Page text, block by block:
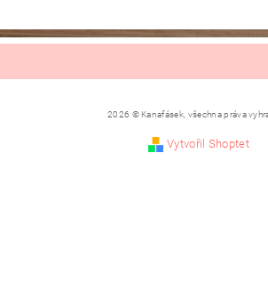
2026 © Kanafásek, všechna práva
Vytvořil Shoptet